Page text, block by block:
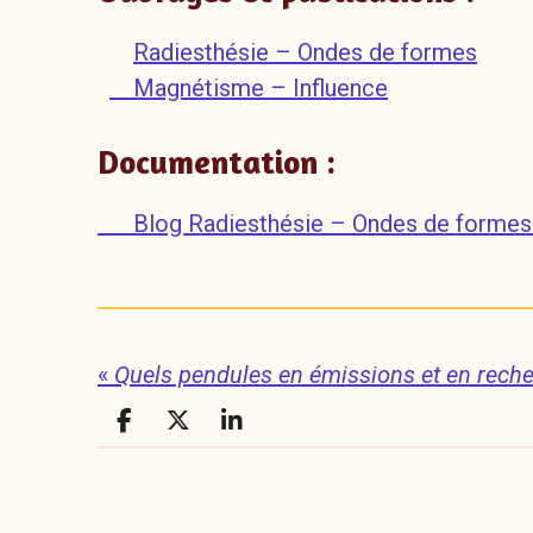
Radiesthésie – Ondes de formes
Magnétisme – Influence
Documentation :
Blog Radiesthésie – Ondes de
« Quels pendules en émissions et en
P
a
P
a
P
a